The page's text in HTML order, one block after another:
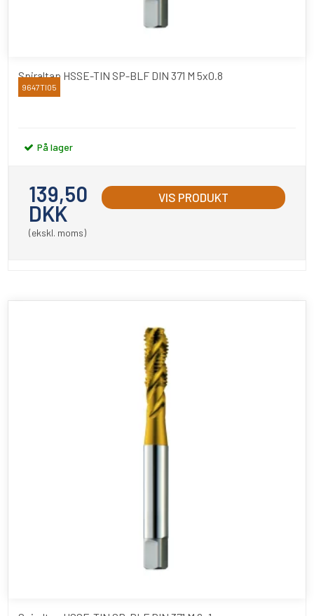
Spiraltap HSSE-TIN SP-BLF DIN 371 M 5x0.8
YAMAWA
9647TI05
På lager
139,50
DKK
(ekskl. moms)
VIS PRODUKT